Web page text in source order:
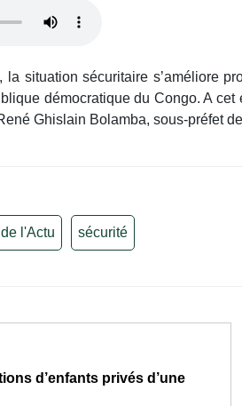
situation sécuritaire s’améliore
démocratique du Congo. A
Ghislain Bolamba, sous-préfet
l'Actu sécurité
d’enfants privés d’une